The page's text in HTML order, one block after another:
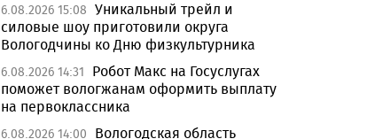
6.08.2026 15:08 Уникальный трейл и
силовые шоу приготовили округа
Вологодчины ко Дню физкультурника
6.08.2026 14:31
Робот Макс на Госуслугах
поможет вологжанам оформить выплату
на первоклассника
6.08.2026 14:00
Вологодская область